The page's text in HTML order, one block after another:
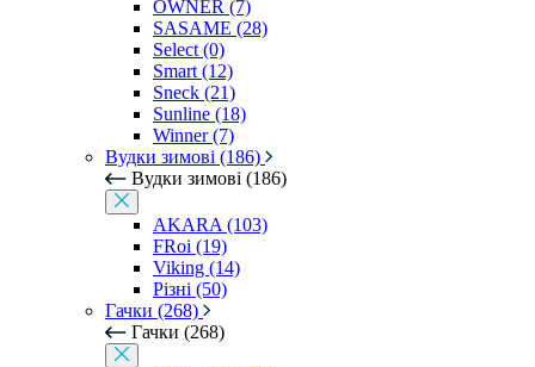
OWNER (7)
SASAME (28)
Select (0)
Smart (12)
Sneck (21)
Sunline (18)
Winner (7)
Вудки зимові (186)
Вудки зимові (186)
AKARA (103)
FRoi (19)
Viking (14)
Різні (50)
Гачки (268)
Гачки (268)